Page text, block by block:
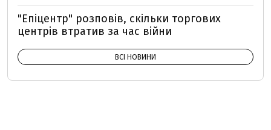
"Епіцентр" розповів, скільки торгових
центрів втратив за час війни
ВСІ НОВИНИ